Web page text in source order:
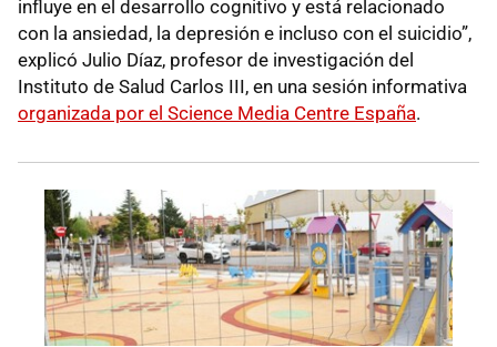
influye en el desarrollo cognitivo y está relacionado
con la ansiedad, la depresión e incluso con el suicidio”,
explicó Julio Díaz, profesor de investigación del
Instituto de Salud Carlos III, en una sesión informativa
organizada por el Science Media Centre España.